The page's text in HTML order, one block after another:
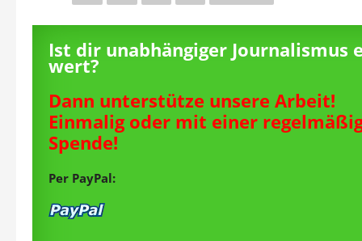
Ist dir unabhängiger Journalismus
wert?
Dann unterstütze unsere Arbeit!
Einmalig oder mit einer
Spende!
Per PayPal: